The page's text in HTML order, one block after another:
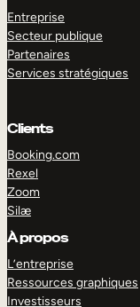
Entreprise
Secteur publique
Partenaires
Services stratégiques
Clients
Booking.com
Rexel
Zoom
Silæ
À propos
L’entreprise
Ressources graphiques
Investisseurs